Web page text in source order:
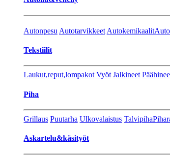
Autonpesu Autotarvikkeet Autokemikaalit
Tekstiilit
Laukut,reput,lompakot Vyöt Jalkineet
Piha
Grillaus Puutarha Ulkovalaistus Talvipiha
Askartelu&käsityöt